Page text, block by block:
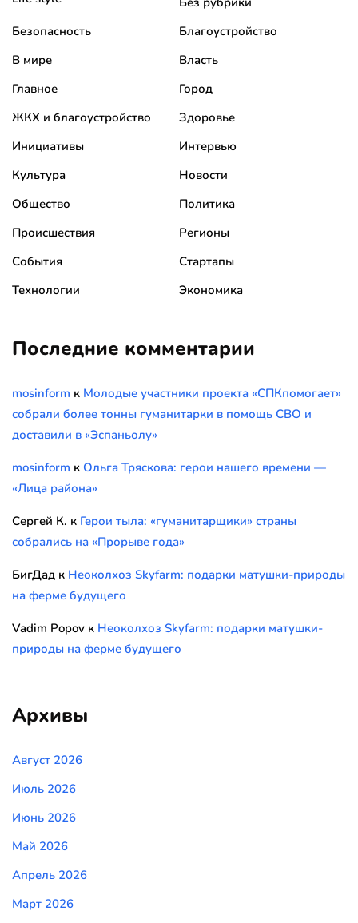
Безопасность
Благоустройство
В мире
Власть
Главное
Город
ЖКХ и благоустройство
Здоровье
Инициативы
Интервью
Культура
Новости
Общество
Политика
Происшествия
Регионы
События
Стартапы
Технологии
Экономика
Последние комментарии
mosinform к Молодые участники проекта «СПКпомогает»
собрали более тонны гуманитарки в помощь СВО и
доставили в «Эспаньолу»
mosinform к Ольга Тряскова: герои нашего времени —
«Лица района»
Сергей К. к Герои тыла: «гуманитарщики» страны
собрались на «Прорыве года»
БигДад к Неоколхоз Skyfarm: подарки матушки-природы
на ферме будущего
Vadim Popov к Неоколхоз Skyfarm: подарки матушки-
природы на ферме будущего
Архивы
Август 2026
Июль 2026
Июнь 2026
Май 2026
Апрель 2026
Март 2026